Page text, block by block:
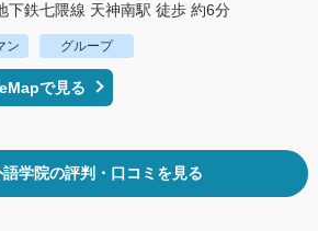
下鉄七隈線 天神南駅 徒歩 約6分
ン グループ
で見る
語学院の評判・口コミを見る